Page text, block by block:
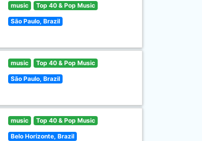
music Top 40 & Pop Music
São Paulo, Brazil
music Top 40 & Pop Music
São Paulo, Brazil
music Top 40 & Pop Music
Belo Horizonte, Brazil